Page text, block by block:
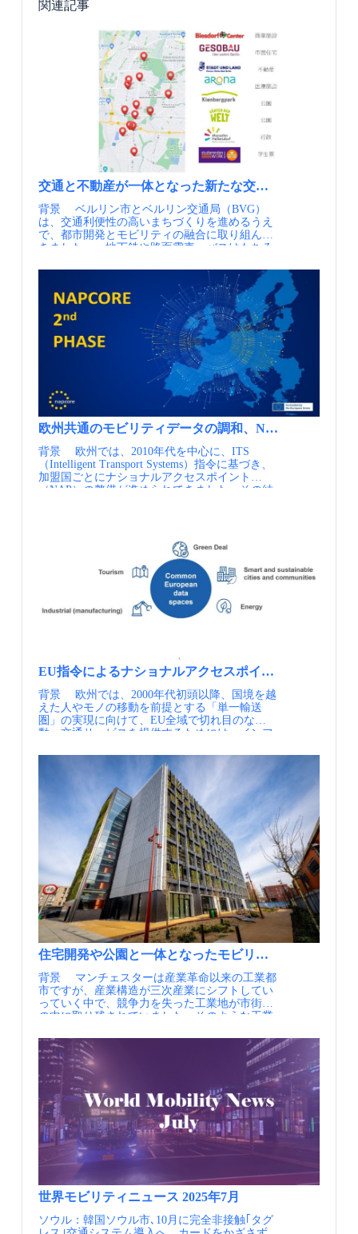
関連記事
交通と不動産が一体となった新たな交通まちづくり、
背景 ベルリン市とベルリン交通局（BVG）
は、交通利便性の高いまちづくりを進めるうえ
で、都市開発とモビリティの融合に取り組んで
きました。 地下鉄や路面電車、バスはもちろ
ード、タクシー、ライドシェアなど、市内の交
通手段が統合されたご当地MaaSの「Jelbi（イェ
ルビ）」 をまちづくりのプラットフォームと
し、Jelbiのリアルな拠点となるモビリティ・ハ
ブとして「Jelbiステーション」を、鉄道駅やバ
スターミナルだけでなく、ショッピングセンタ
ーや集合住宅、再開発エリアに戦略的に展開し
ブであるJelbi ステーションと小規模のモビリテ
ィハブJelbi ポイントを面的に集中して配置して
いくJelbi ネットを12か所で展開しており、過度
な自動車利用を抑制し、気候危機にも貢献する
地域づくりに取り組んでいます。 不動産会社
からは、商業エリアや再開発住宅地における駐
車場不足を補うために公共交通へのアクセス改
善を図りたい等の地域ニーズに応じた要請があ
り、敷地の提供を受けて行政がJelbiステーショ
ンを設置している例もあります。その結果、ベ
は、地元商店とのコラボイベント、クーポン配
布、地図配布など、単なる交通手段の提供を超
えた、まちの賑わい創出にも取り組んでいま
けではなく、不動産や都市開発、まちづくりと
のパートナーが広がっている（出展②） ポイン
ながる、相乗効果が期待されます。 Jelbiという
官民連携のMaaS基盤を通して、モビリティサー
ビスの事業者よりも不動産パートナーのほうが
今や連携や協議が多いというのも特徴です。こ
れにより、不動産開発や商業、地域コミュニテ
ィとモビリティが融合し、交通インフラが地域
経営の一翼を担う構図を作り出していることが
ドイツ「MaaS先進都市」現地リポート 日本と
の違いは、日経新聞電子版 ②Introducing Jelbi A
One-Stop-Shop for Urban Mobility（2023.12,
欧州共通のモビリティデータの調和、NAPCORE
背景 欧州では、2010年代を中心に、ITS
（Intelligent Transport Systems）指令に基づき、
加盟国ごとにナショナルアクセスポイント
（NAP）の整備が進められてきました。その結
がつながること」は必ずしも同義ではないとい
う現実が明らかになっていきます。 公共交
通、道路交通など分野ごとにNAPが分かれてい
る国もあれば、データの記述方法や品質基準、
提供手段が国ごとに異なるケースも少なくあり
ませんでした。そのため、制度上はNAPが整っ
ていても、国境を越えたデータ連携や、EU全体
こで欧州が直面したのは、分散型で整備された
データ基盤を、いかにして全体として機能させ
るかという問いでした。単一の巨大なプラット
フォームに集約することは、各国の行政体制や
データ主権を考えれば現実的ではありません。
一方で、各国が独自にNAPを運用するだけで
は、EU全体としての利便性や公共的価値を十分
集約ではなく、分散を前提とした上での調和と
国で整備が進むナショナルアクセスポイント
（NAP）を前提に、その相互運用性を高めるた
めの調整・支援を行うコーディネーション組織
です。各国のNAPを一元的に管理・統合するの
ではなく、ITS指令に基づく仕様やルールが、
実際の運用の中でどのように実装されているか
を共有・調整し、EU全体としての整合性を高め
る役割を担っています。 運営体制としては、
欧州委員会およびDG MOVEがスポンサーとな
り、EU加盟国が参加するステアリングコミュニ
ティが意思決定を行っています。ここでは、各
国の行政機関がNAP運用の状況や課題を持ち寄
り、共通の方向性について合意形成が図られて
います。あわせて、交通事業者やサービスプロ
バイダ、関連団体などが参加するアドバイザリ
ーボードが設けられ、実務や市場の視点から助
言を行う体制が整えられています。
NAPCOREでは、仕様やガイドラインを「作っ
て終わり」にするのではなく、実際にNAPを運
ップや情報共有の場を通じて、制度の背景や運
用上の考え方を伝える取り組みも行っていま
す。現場の行政職員が、データ標準や相互運用
性の意義を理解した上で判断・運用できるよ
う、リテラシーの底上げや実務的な知見の共有
を図っている点も、NAPCOREの重要な役割の
一つです。 NAPCOREの組織体制（出典①） メ
タデータカタログの作成 加盟国のNAPsメタデ
ータのカタログ（mobilityDCAT-AP ）をリリー
スしており、他のプラットフォームでも利用を
促すことで、データの表現の統一を目指してい
ます。 データ辞書の作成 言語が違う場合にデ
ータ交換が上手く機能しない、同じ単語でも国
によって違う意味があり等の、問題を解消する
ため、ステークホルダー間でデータの共通理解
EU指令によるナショナルアクセスポイントの設置、欧
背景 欧州では、2000年代初頭以降、国境を越
えた人やモノの移動を前提とする「単一輸送
圏」の実現に向けて、EU全域で切れ目のない移
動・交通サービスを提供するためには、インフ
用を可能にする共通の仕組みが不可欠との認識
から、交通・モビリティ分野におけるデータの
在り方が重要な政策課題として議論されてきま
した。 あわせて欧州では、デジタル分野にお
いて米国や中国のプラットフォーム企業への依
存が進む中で、データを基盤とする新たな産業
競争力をいかに域内に確保するかという問題意
識も共有され、モビリティ分野は、公共性が高
く、行政が関与しやすい領域であることから、
政府が先導してデータ流通のルールや基盤を整
備する戦略的分野として位置付けられてきまし
た。 こうした問題意識のもと、2010年代に入
り、EUは高度道路交通システム（ITS：
Intelligent Transport Systems）の展開を支える法
的枠組みとしてITS指令を整備し、加盟国に対
して交通・モビリティ関連データへの公式な入
口となるナショナルアクセスポイント（NAP）
の設置を義務付けてきました。 実施内容 欧
州技術委員会は、Iモビリティに関するデータを
収集・活用するための「規則」としてITS指令
を発行し、高度技術に対してナショナルアクセ
務化しており、加盟国間での交通データの相互
運用や、国境を越えた移動の支援が可能となっ
ています。 ITS指令に基づくNAPの整備は、
単なるオープンデータ施策ではなく、デジタル
時代におけるモビリティ分野の共通基盤を、官
民が連携して構築していく取り組みとして位置
付けられ、行政が基盤となるルールや入口を整
え、その上で民間事業者がデータを提供・活用
するという役割分担を明確にする点に特徴があ
ります。 NAPは、交通データへの「入口」を
明確にすることを目的としており、データを一
元的に集約・管理する仕組みではありません。
各国は、自国の行政体制や既存システムを前提
に、公共交通、道路交通、駐車場情報など、対
象となるデータをNAPを通じて公開・共有する
住宅開発や公園と一体となったモビリティハブ～マン
背景 マンチェスターは産業革命以来の工業都
市ですが、産業構造が三次産業にシフトしてい
っていく中で、競争力を失った工業地が市街地
の中に取り残されていました。そのような工業
くにあるアンコーツは、かつてはコットン工場
と倉庫による地区で、他の地区と同様に産業の
空洞化と人口減に陥りました。地区が荒廃して
いく中で20世紀終盤に産業遺産を生かしたまち
づくりの機運が高まり、隣接するニューイズリ
ントン地区と併せたおよそ800m四方のエリア
で、歴史的建築物を活用した再開発が始まりま
した。このアンコーツ再開発はアーバンヴィレ
ッジ運動と呼ばれる1990年代以降英国各地の市
街地再生に影響を与えた考え方に大きく影響を
受けています。アーバンビレッジは「適切なサ
イズ」「機能のミックス」「多様な住宅タイ
プ、所有形態、様々な社会階層の共生」「歩行
バンビレッジが隣接した多核ネットワークの都
世界モビリティニュース 2025年7月
ソウル：韓国ソウル市､10月に完全非接触｢タグ